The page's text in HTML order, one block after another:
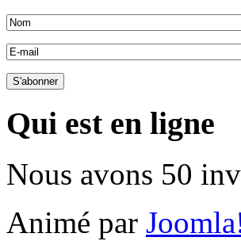
Qui est en ligne
Nous avons 50
Animé par